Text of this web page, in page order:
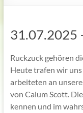
31.07.2025
Ruckzuck gehören
Heute trafen wir
arbeiteten an
von Calum Scott.
kennen und im